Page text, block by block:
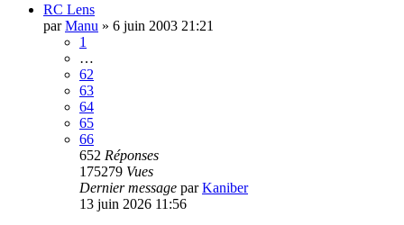
RC Lens
parManu » 6 juin 2003 21:21
1
…
62
63
64
65
66
652 Réponses
175279 Vues
Dernier message parKaniber
13 juin 2026 11:56